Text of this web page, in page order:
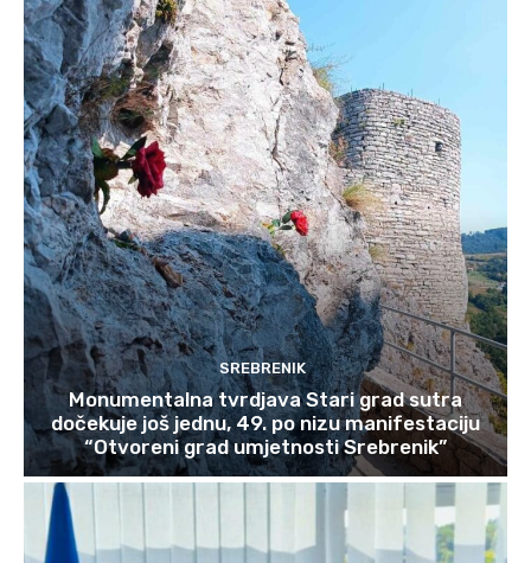
SREBRENIK
Monumentalna tvrdjava Stari grad sutra
dočekuje još jednu, 49. po nizu manifestaciju
“Otvoreni grad umjetnosti Srebrenik”